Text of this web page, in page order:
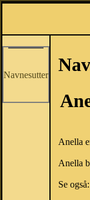
Navnesutter
Anella
Anella
Se også: